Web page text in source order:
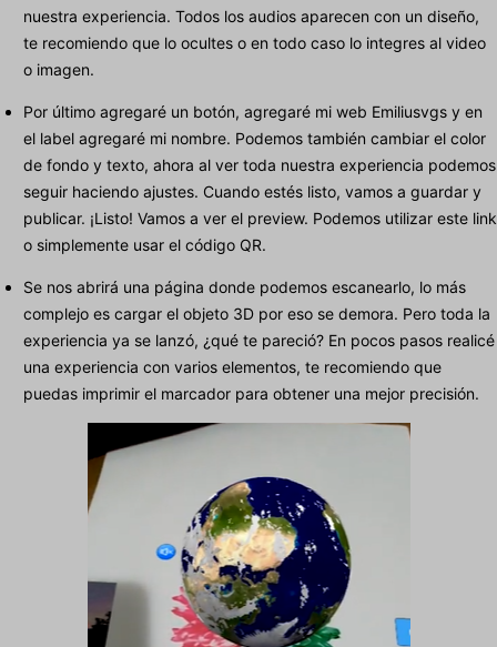
nuestra experiencia. Todos los audios aparecen con un diseño,
te recomiendo que lo ocultes o en todo caso lo integres al video
o imagen.
Por último agregaré un botón, agregaré mi web Emiliusvgs y en
el label agregaré mi nombre. Podemos también cambiar el color
de fondo y texto, ahora al ver toda nuestra experiencia podemos
seguir haciendo ajustes. Cuando estés listo, vamos a guardar y
publicar. ¡Listo! Vamos a ver el preview. Podemos utilizar este link
o simplemente usar el código QR.
Se nos abrirá una página donde podemos escanearlo, lo más
complejo es cargar el objeto 3D por eso se demora. Pero toda la
experiencia ya se lanzó, ¿qué te pareció? En pocos pasos realicé
una experiencia con varios elementos, te recomiendo que
puedas imprimir el marcador para obtener una mejor precisión.